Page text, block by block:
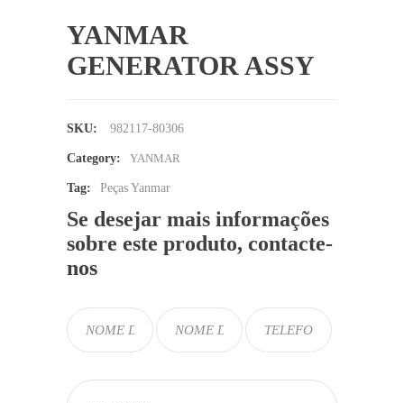
YANMAR
GENERATOR ASSY
SKU: 982117-80306
Category: YANMAR
Tag: Peças Yanmar
Se desejar mais informações
sobre este produto, contacte-
nos